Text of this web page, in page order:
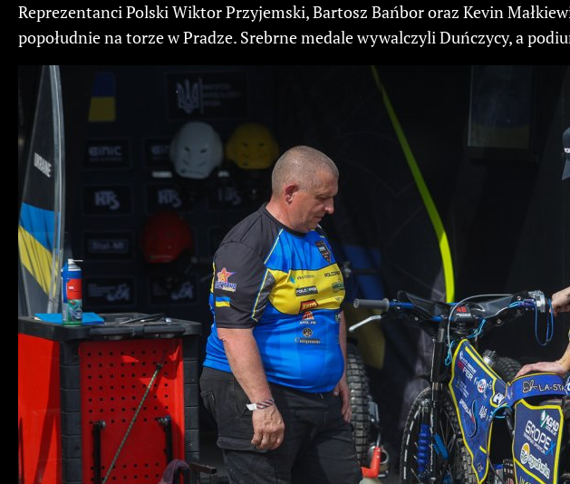
Reprezentanci Polski Wiktor Przyjemski, Bartosz Bańbor oraz Kevin
popołudnie na torze w Pradze. Srebrne medale wywalczyli Duńczycy, a